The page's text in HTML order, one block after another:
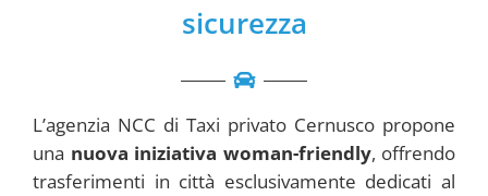
sicurezza
L’agenzia NCC di Taxi privato Cernusco propone
una nuova iniziativa woman-friendly, offrendo
trasferimenti in città esclusivamente dedicati al